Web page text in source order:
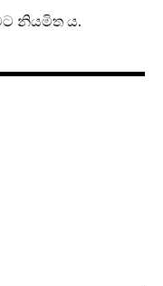
නියමිත ය.